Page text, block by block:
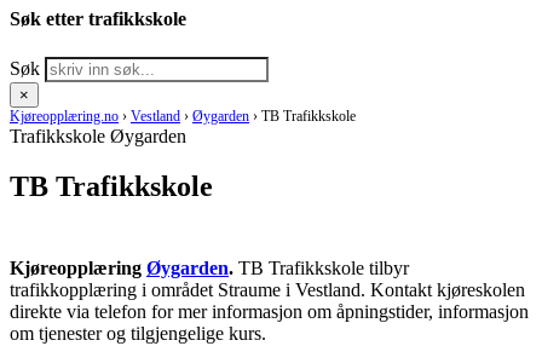
Søk etter trafikkskole
Søk
×
Kjøreopplæring.no › Vestland › Øygarden › TB Trafikkskole
Trafikkskole Øygarden
TB Trafikkskole
Kjøreopplæring Øygarden. TB Trafikkskole tilbyr
trafikkopplæring i området Straume i Vestland. Kontakt kjøreskolen
direkte via telefon for mer informasjon om åpningstider, informasjon
om tjenester og tilgjengelige kurs.